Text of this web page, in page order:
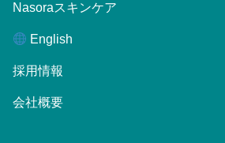
Nasoraスキンケア
English
採用情報
会社概要